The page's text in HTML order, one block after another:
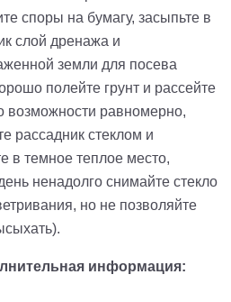
споры на бумагу, засыпьте в
слой дренажа и
земли для посева
полейте грунт и рассейте
возможности равномерно,
рассадник стеклом и
в темное теплое место,
ненадолго снимайте стекло
но не позволяйте
информация: